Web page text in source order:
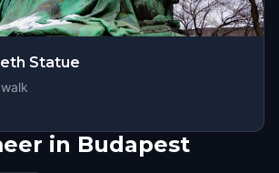
Statue
in Budapest